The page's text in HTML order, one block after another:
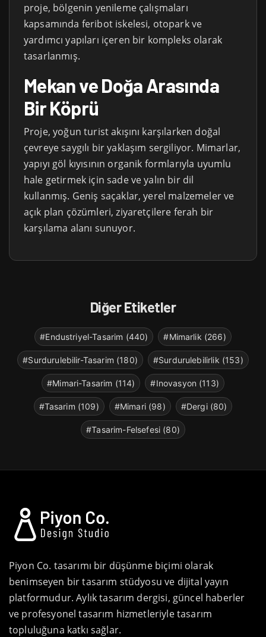
proje, bölgenin yenileme çalışmaları
kapsamında feribot iskelesi, otopark ve
yardımcı yapıları içeren bir kompleks olarak
tasarlanmış.
Mekan ve Doğa Arasında
Bir Köprü
Proje, yoğun turist akışını karşılarken doğal
çevreye saygılı bir yaklaşım sergiliyor. Mimarlar,
yapıyı göl kıyısının organik formlarıyla uyumlu
hale getirmek için sade ve yalın bir dil
kullanmış. Geniş saçaklar, yerel malzemeler ve
açık plan çözümleri, ziyaretçilere ferah bir
karşılama alanı sunuyor.
Diğer Etiketler
#Endustriyel-Tasarim (440) #Mimarlik (266)
#Surdurulebilir-Tasarim (180) #Surdurulebilirlik (153)
#Mimari-Tasarim (114) #Inovasyon (113)
#Tasarim (109) #Mimari (98) #Dergi (80)
#Tasarim-Felsefesi (80)
Piyon Co. tasarımı bir düşünme biçimi olarak
benimseyen bir tasarım stüdyosu ve dijital yayın
platformudur. Aylık tasarım dergisi, güncel haberler
ve profesyonel tasarım hizmetleriyle tasarım
topluluğuna katkı sağlar.